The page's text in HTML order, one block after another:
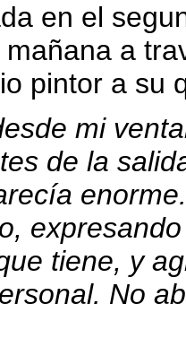
en el
a
pintor a su
mi
de la
tiene, y
No